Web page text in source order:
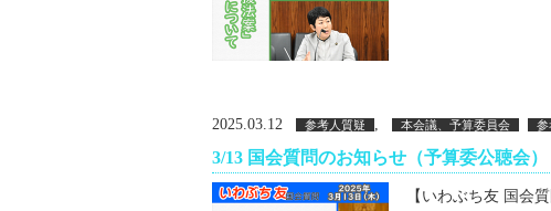
2025.03.12 参考人質疑 本会議、予算委員会 参
3/13 国会質問のお知らせ（予算委公聴会）
【いわぶち友 国会